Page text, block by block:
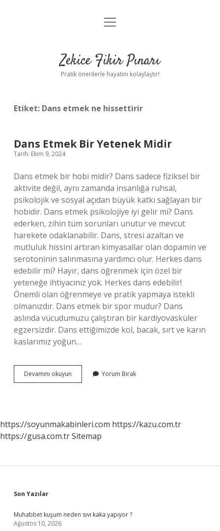
Anasayfa
Yasal Uyarı
menüyü
Zekice Fikir Pınarı
Pratik önerilerle hayatını kolaylaştır!
Etiket: Dans etmek ne hissettirir
Dans Etmek Bir Yetenek Midir
Tarih: Ekim 9, 2024
Dans etmek bir hobi midir? Dans sadece fiziksel bir
aktivite değil, aynı zamanda insanlığa ruhsal,
psikolojik ve sosyal açıdan büyük katkı sağlayan bir
hobidir. Dans etmek psikolojiye iyi gelir mi? Dans
ederken, zihin tüm sorunları unutur ve mevcut
harekete odaklanabilir. Dans, stresi azaltan ve
mutluluk hissini artıran kimyasallar olan dopamin ve
serotoninin salınmasına yardımcı olur. Herkes dans
edebilir mi? Hayır, dans öğrenmek için özel bir
yeteneğe ihtiyacınız yok. Herkes dans edebilir!
Önemli olan öğrenmeye ve pratik yapmaya istekli
olmanızdır. Dans etmek bir spor mudur? Dans
aslında vücudumuzu çalıştıran bir kardiyovasküler
egzersizdir. Dans ettiğimizde kol, bacak, sırt ve karın
kaslarımız yoğun…
Devamını okuyun
Etmek
Yorum Bırak
https://soyunmakabinleri.com https://kazu.com.tr
https://gusa.com.trSitemap
Sidebar
Son Yazılar
Muhabbet kuşum neden sıvı kaka yapıyor ?
Ağustos 10, 2026